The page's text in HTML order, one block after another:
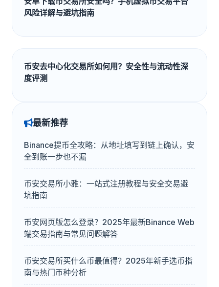
风险详解与避坑指南
币安去中心化交易所如何用？安全性与流动性深
度评测
最新推荐
Binance提币全攻略：从地址填写到链上确认，安
全到账一步也不漏
币安交易所小雅：一站式注册教程与安全交易避
坑指南
币安网页版怎么登录？2025年最新Binance Web
端交易指南与常见问题解答
币安交易所买什么币最值得？2025年新手选币指
南与热门币种分析